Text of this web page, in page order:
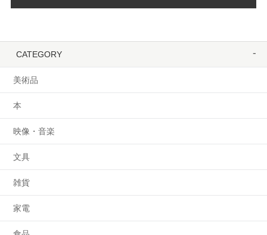
CATEGORY
美術品
本
映像・音楽
文具
雑貨
家電